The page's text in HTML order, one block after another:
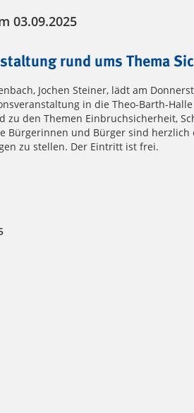
03.09.2025
rund ums Thema
Jochen Steiner, lädt am
in die Theo-Barth-
zu den Themen Einbruchsicherheit,
Bürgerinnen und Bürger sind herzlich
zu stellen. Der Eintritt ist frei.